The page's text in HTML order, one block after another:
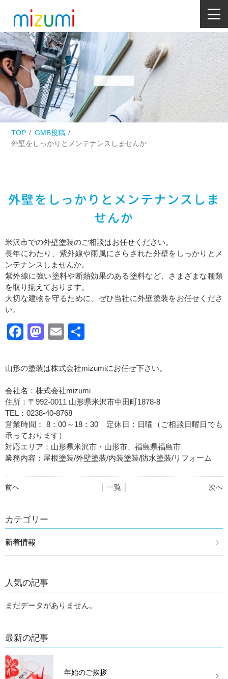
TOP
GMB投稿
外壁をしっかりとメンテナンスしませんか
外壁をしっかりとメンテナンスしま
せんか
米沢市での外壁塗装のご相談はお任せください。
長年にわたり、紫外線や雨風にさらされた外壁をしっかりとメ
ンテナンスしませんか。
紫外線に強い塗料や断熱効果のある塗料など、さまざまな種類
を取り揃えております。
大切な建物を守るために、ぜひ当社に外壁塗装をお任せくださ
い。
Facebook
Mastodon
Email
山形の塗装は株式会社mizumiにお任せ下さい。
会社名：株式会社mizumi
住所：〒992-0011 山形県米沢市中田町1878-8
TEL：0238-40-8768
営業時間： 8：00～18：30 定休日：日曜（ご相談日曜日でも
承っております）
対応エリア：山形県米沢市・山形市、福島県福島市
業務内容：屋根塗装/外壁塗装/内装塗装/防水塗装/リフォーム
前へ 次へ
│ 一覧 │
カテゴリー
新着情報
人気の記事
まだデータがありません。
最新の記事
年始のご挨拶